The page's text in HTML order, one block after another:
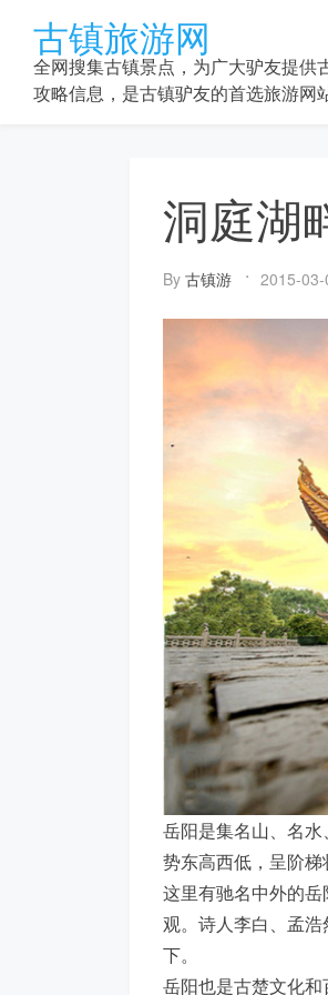
content
古镇旅游网
全网搜集古镇景点，为广大驴友提供
攻略信息，是古镇驴友的首选旅游网站
洞庭湖
By 古镇游 2015-03-
岳阳是集名山、名
势东高西低，呈阶梯
这里有驰名中外的
观。诗人李白、孟
下。
岳阳也是古楚文化